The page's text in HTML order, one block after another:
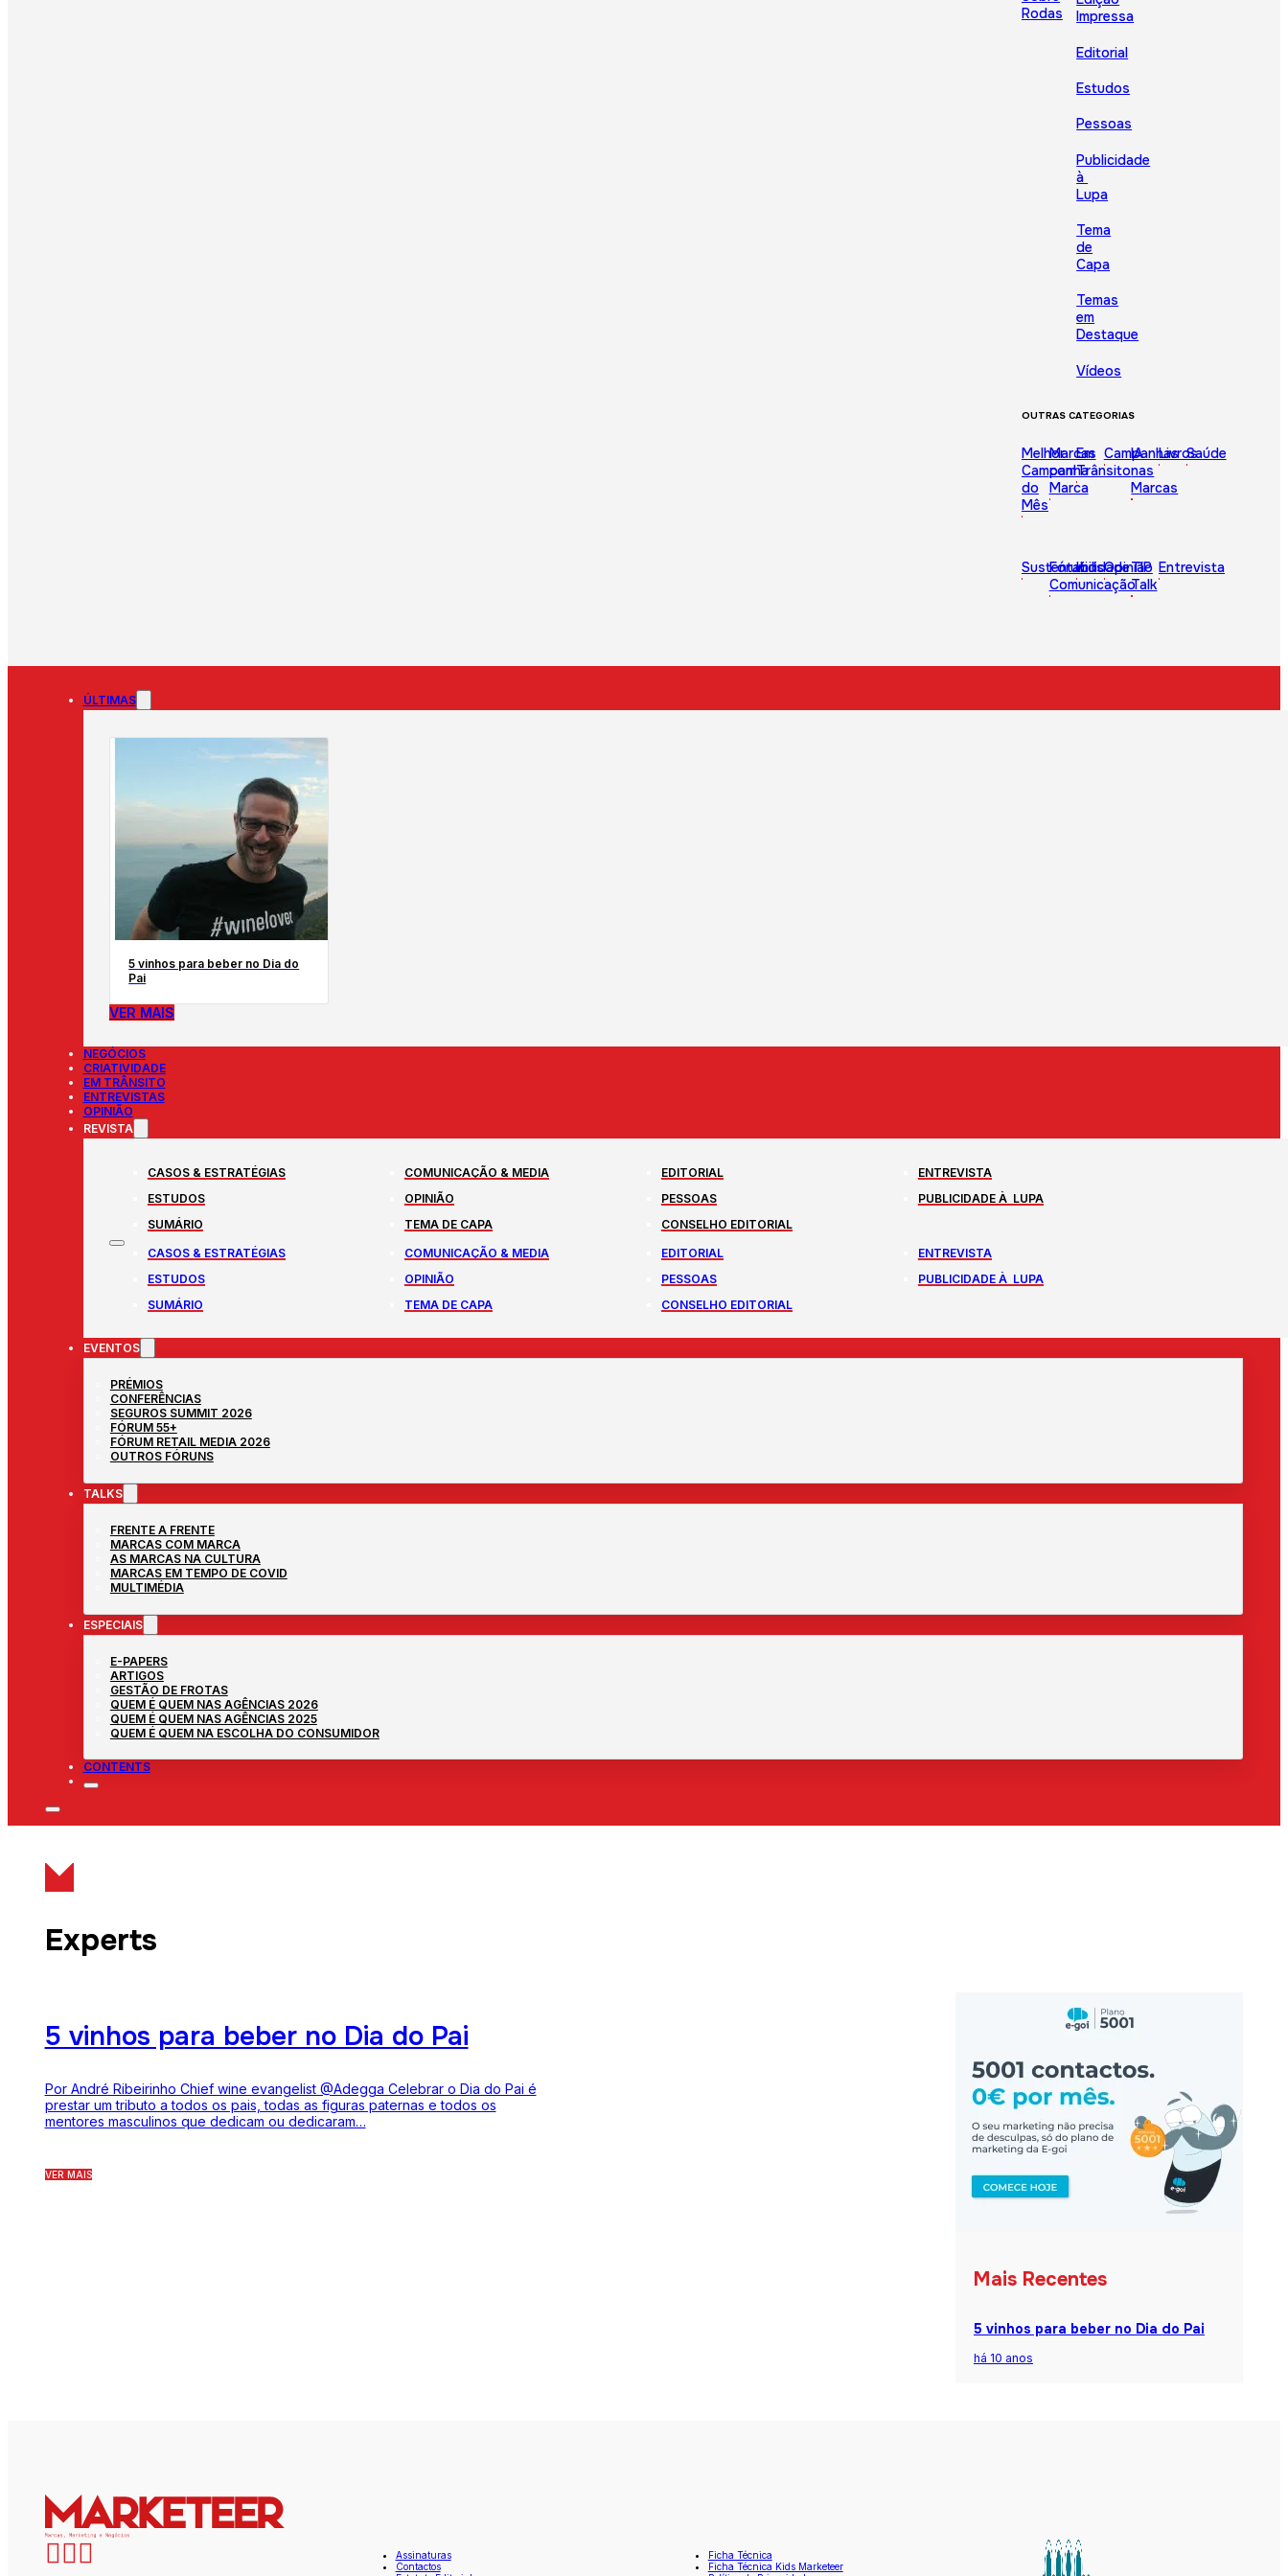
Rodas
Impressa
Editorial
Estudos
Pessoas
Publicidade
à
Lupa
Tema
de
Capa
Temas
em
Destaque
Vídeos
OUTRAS CATEGORIAS
Melhor
Campanha
do
Mês
Marcas
com
Marca
Em
Trânsito
Campanhas
IA
nas
Marcas
LivrosSaúde
Sustentabilidade
Fórum
Comunicação
KidsOpinião
TIP
Talk
Entrevista
ÚLTIMAS
5 vinhos para beber no Dia do
Pai
VER MAIS
NEGÓCIOS
CRIATIVIDADE
EM TRÂNSITO
ENTREVISTAS
OPINIÃO
REVISTA
CASOS & ESTRATÉGIAS COMUNICAÇÃO & MEDIA EDITORIAL
ENTREVISTA
ESTUDOS
OPINIÃO PESSOAS
PUBLICIDADE À LUPA
SUMÁRIO
TEMA DE CAPA
CONSELHO EDITORIAL
CASOS & ESTRATÉGIAS
COMUNICAÇÃO & MEDIA EDITORIAL
ENTREVISTA
ESTUDOS
OPINIÃO PESSOAS
PUBLICIDADE À LUPA
SUMÁRIO
TEMA DE CAPA CONSELHO EDITORIAL
EVENTOS
PRÉMIOS
CONFERÊNCIAS
SEGUROS SUMMIT 2026
FÓRUM 55+
FÓRUM RETAIL MEDIA 2026
OUTROS FÓRUNS
TALKS
FRENTE A FRENTE
MARCAS COM MARCA
AS MARCAS NA CULTURA
MARCAS EM TEMPO DE COVID
MULTIMÉDIA
ESPECIAIS
E-PAPERS
ARTIGOS
GESTÃO DE FROTAS
QUEM É QUEM NAS AGÊNCIAS 2026
QUEM É QUEM NAS AGÊNCIAS 2025
QUEM É QUEM NA ESCOLHA DO CONSUMIDOR
CONTENTS
Experts
5 vinhos para beber no Dia do Pai
Por André Ribeirinho Chief wine evangelist @Adegga Celebrar o Dia do Pai é
prestar um tributo a todos os pais, todas as figuras paternas e todos os
mentores masculinos que dedicam ou dedicaram…
VER MAIS
Mais Recentes
5 vinhos para beber no Dia do Pai
há 10 anos
Assinaturas
Contactos
Ficha Técnica
Ficha Técnica Kids Marketeer